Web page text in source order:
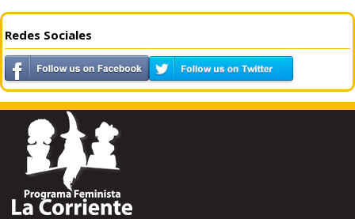
Redes Sociales